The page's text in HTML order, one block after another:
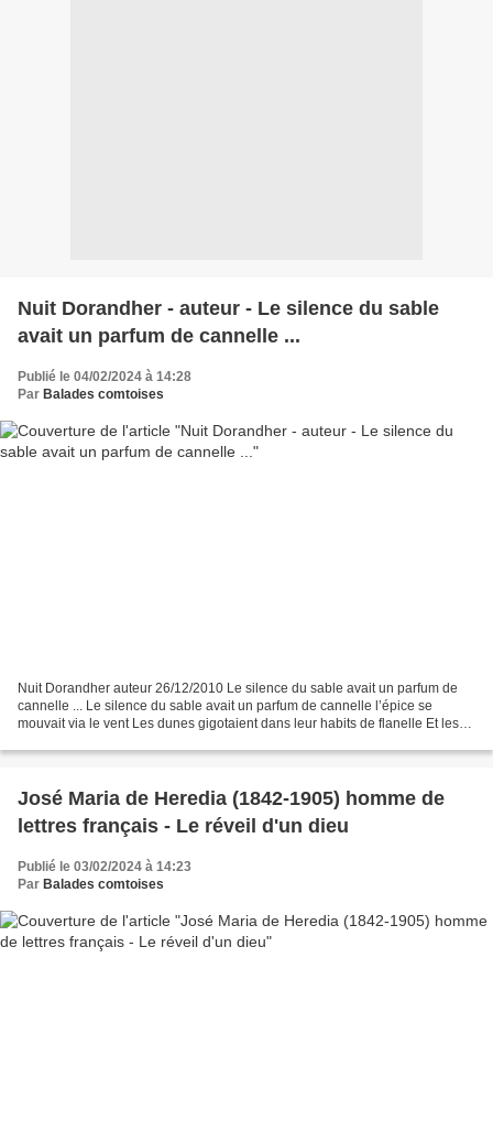
Nuit Dorandher - auteur - Le silence du sable
avait un parfum de cannelle ...
Publié le 04/02/2024 à 14:28
Par Balades comtoises
Nuit Dorandher auteur 26/12/2010 Le silence du sable avait un parfum de
cannelle ... Le silence du sable avait un parfum de cannelle l’épice se
mouvait via le vent Les dunes gigotaient dans leur habits de flanelle Et les
José Maria de Heredia (1842-1905) homme de
lettres français - Le réveil d'un dieu
Publié le 03/02/2024 à 14:23
Par Balades comtoises